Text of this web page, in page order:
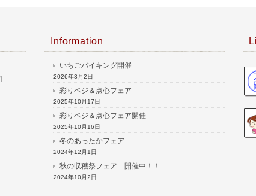
Information
いちごバイキング開催
2026年3月2日
彩りベジ＆点心フェア
2025年10月17日
彩りベジ＆点心フェア開催
2025年10月16日
冬のあったかフェア
2024年12月1日
秋の収穫祭フェア 開催中！！
2024年10月2日